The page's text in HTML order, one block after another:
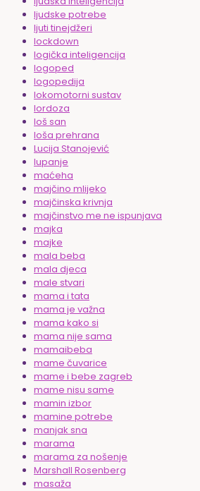
ljudske potrebe
ljuti tinejdžeri
lockdown
logička inteligencija
logoped
logopedija
lokomotorni sustav
lordoza
loš san
loša prehrana
Lucija Stanojević
lupanje
maćeha
majčino mlijeko
majčinska krivnja
majčinstvo me ne ispunjava
majka
majke
mala beba
mala djeca
male stvari
mama i tata
mama je važna
mama kako si
mama nije sama
mamaibeba
mame čuvarice
mame i bebe zagreb
mame nisu same
mamin izbor
mamine potrebe
manjak sna
marama
marama za nošenje
Marshall Rosenberg
masaža